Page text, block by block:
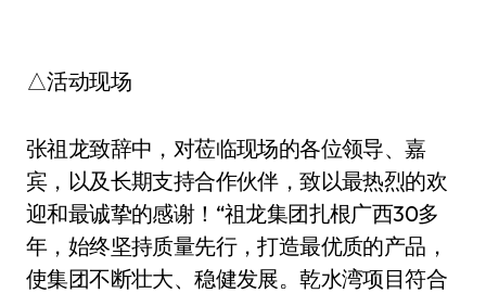
△活动现场
张祖龙致辞中，对莅临现场的各位领导、嘉
宾，以及长期支持合作伙伴，致以最热烈的欢
迎和最诚挚的感谢！“祖龙集团扎根广西30多
年，始终坚持质量先行，打造最优质的产品，
使集团不断壮大、稳健发展。乾水湾项目符合